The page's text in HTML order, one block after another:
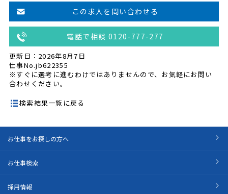
この求人を問い合わせる
電話で相談 0120-777-277
更新日：2026年8月7日
仕事No.jb622355
※すぐに選考に進むわけではありませんので、お気軽にお問い
合わせください。
検索結果一覧に戻る
お仕事をお探しの方へ
お仕事検索
採用情報